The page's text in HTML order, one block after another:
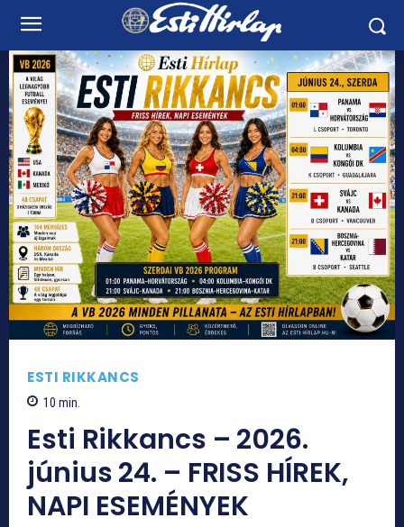
ESTI RIKKANCS
10 min.
Esti Rikkancs – 2026.
június 24. – FRISS HÍREK,
NAPI ESEMÉNYEK